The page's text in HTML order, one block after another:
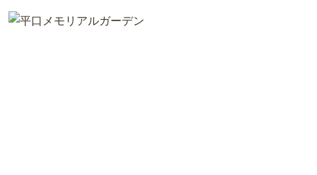
からお手伝いしています。後継者がいない方でも安心な「合祀